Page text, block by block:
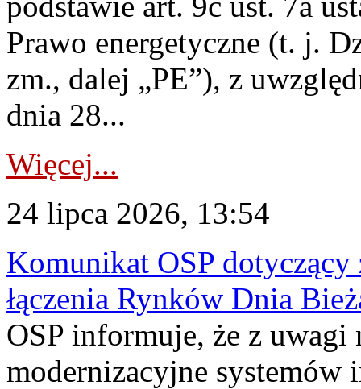
Prawo energetyczne (t. j.
zm., dalej „PE”), z
dnia 28...
Więcej...
24 lipca 2026, 13:54
Komunikat OSP dotyczący
łączenia Rynków Dnia
OSP informuje, że z uwagi
modernizacyjne